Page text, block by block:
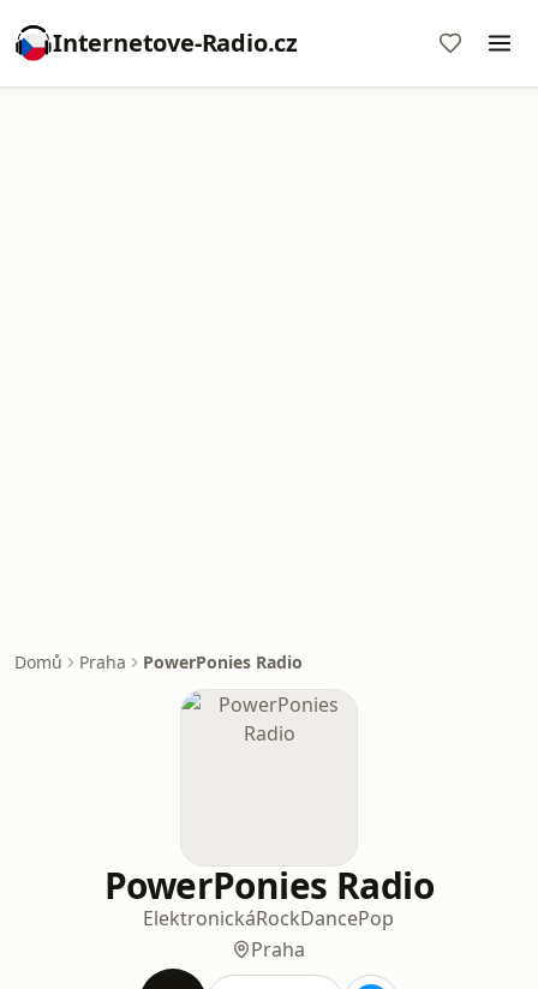
Internetove-Radio.cz
Domů Praha PowerPonies Radio
PowerPonies Radio
ElektronickáRockDancePop
Praha